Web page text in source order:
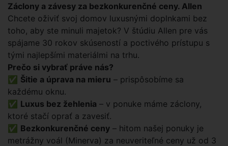
Záclony a závesy za bezkonkurenčné ceny. Allen
Chcete oživiť svoj domov luxusnými doplnkami bez
toho, aby ste minuli majetok? V štúdiu Allen pre vás
spájame 30 rokov skúseností a poctivého prístupu s
tými najlepšími materiálmi na trhu.
Prečo si vybrať práve nás?
✅ Šitie a úprava na mieru – prispôsobíme sa
každému oknu.
✅ Luxus bez žehlenia – v ponuke máme záclony,
ktoré stačí oprať a zavesiť.
✅ Bezkonkurenčné ceny – hitom našej ponuky je
metrážny voál (Minerva) za neuveriteľné ceny už od 3